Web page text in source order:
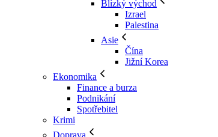
Blízký východ
Izrael
Palestina
Asie
Čína
Jižní Korea
Ekonomika
Finance a burza
Podnikání
Spotřebitel
Krimi
Doprava